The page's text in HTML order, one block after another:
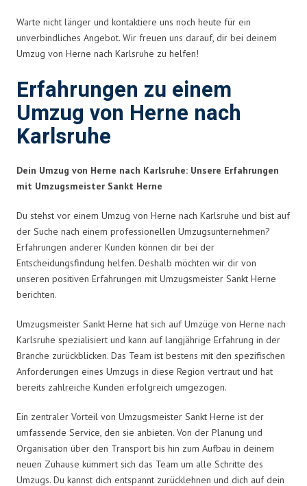
Warte nicht länger und kontaktiere uns noch heute für ein
unverbindliches Angebot. Wir freuen uns darauf, dir bei deinem
Umzug von Herne nach Karlsruhe zu helfen!
Erfahrungen zu einem
Umzug von Herne nach
Karlsruhe
Dein Umzug von Herne nach Karlsruhe: Unsere Erfahrungen
mit Umzugsmeister Sankt Herne
Du stehst vor einem Umzug von Herne nach Karlsruhe und bist auf
der Suche nach einem professionellen Umzugsunternehmen?
Erfahrungen anderer Kunden können dir bei der
Entscheidungsfindung helfen. Deshalb möchten wir dir von
unseren positiven Erfahrungen mit Umzugsmeister Sankt Herne
berichten.
Umzugsmeister Sankt Herne hat sich auf Umzüge von Herne nach
Karlsruhe spezialisiert und kann auf langjährige Erfahrung in der
Branche zurückblicken. Das Team ist bestens mit den spezifischen
Anforderungen eines Umzugs in diese Region vertraut und hat
bereits zahlreiche Kunden erfolgreich umgezogen.
Ein zentraler Vorteil von Umzugsmeister Sankt Herne ist der
umfassende Service, den sie anbieten. Von der Planung und
Organisation über den Transport bis hin zum Aufbau in deinem
neuen Zuhause kümmert sich das Team um alle Schritte des
Umzugs. Du kannst dich entspannt zurücklehnen und dich auf dein